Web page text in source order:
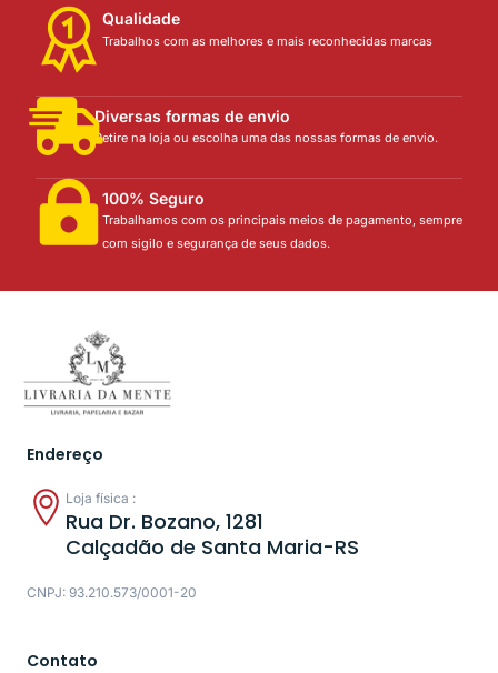
Qualidade
Trabalhos com as melhores e mais reconhecidas marcas
Diversas formas de envio
Retire na loja ou escolha uma das nossas formas de envio.
100% Seguro
Trabalhamos com os principais meios de pagamento, sempre
com sigilo e segurança de seus dados.
Endereço
Loja física :
Rua Dr. Bozano, 1281
Calçadão de Santa Maria-RS
CNPJ: 93.210.573/0001-20
Contato